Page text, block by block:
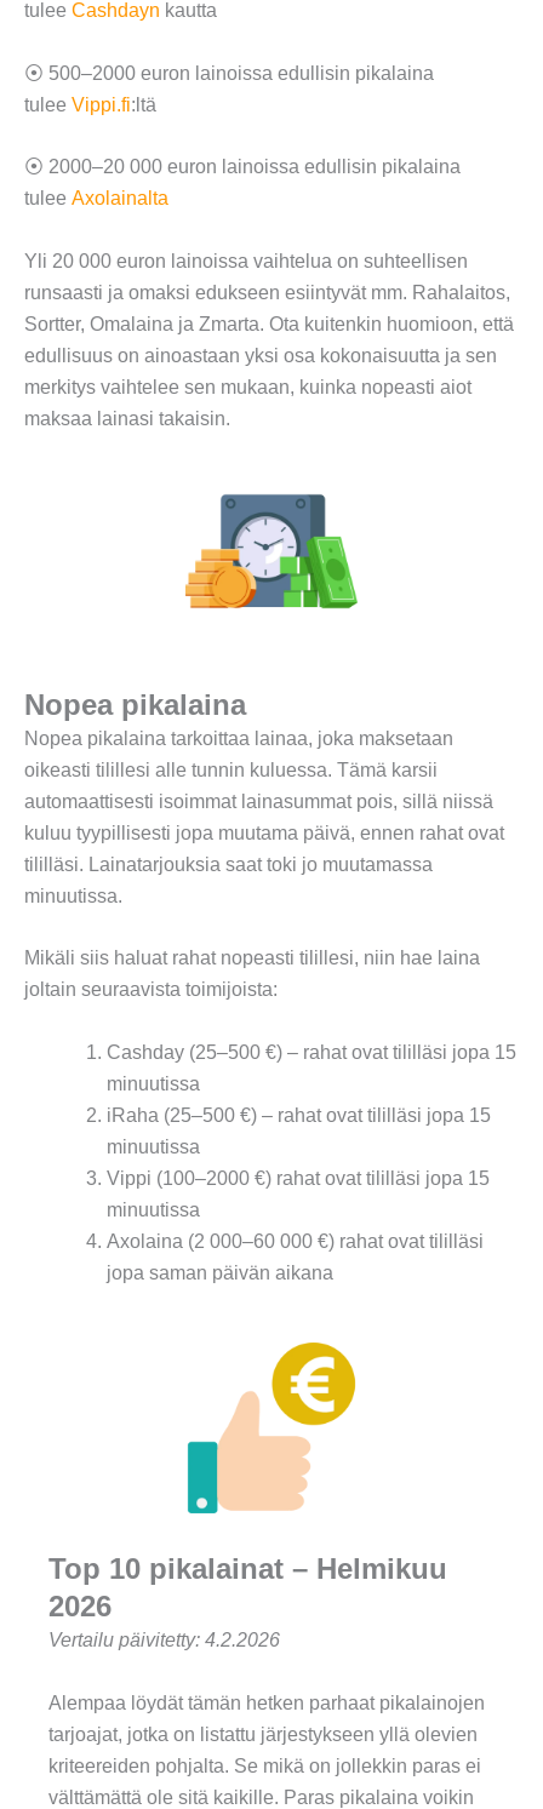
tulee Cashdayn kautta
⦿ 500–2000 euron lainoissa edullisin pikalaina
tulee Vippi.fi:ltä
⦿ 2000–20 000 euron lainoissa edullisin pikalaina
tulee Axolainalta
Yli 20 000 euron lainoissa vaihtelua on suhteellisen
runsaasti ja omaksi edukseen esiintyvät mm. Rahalaitos,
Sortter, Omalaina ja Zmarta. Ota kuitenkin huomioon, että
edullisuus on ainoastaan yksi osa kokonaisuutta ja sen
merkitys vaihtelee sen mukaan, kuinka nopeasti aiot
maksaa lainasi takaisin.
Nopea pikalaina
Nopea pikalaina tarkoittaa lainaa, joka maksetaan
oikeasti tilillesi alle tunnin kuluessa. Tämä karsii
automaattisesti isoimmat lainasummat pois, sillä niissä
kuluu tyypillisesti jopa muutama päivä, ennen rahat ovat
tililläsi. Lainatarjouksia saat toki jo muutamassa
minuutissa.
Mikäli siis haluat rahat nopeasti tilillesi, niin hae laina
joltain seuraavista toimijoista:
Cashday (25–500 €) – rahat ovat tililläsi jopa 15
minuutissa
iRaha (25–500 €) – rahat ovat tililläsi jopa 15
minuutissa
Vippi (100–2000 €) rahat ovat tililläsi jopa 15
minuutissa
Axolaina (2 000–60 000 €) rahat ovat tililläsi
jopa saman päivän aikana
Top 10 pikalainat – Helmikuu
2026
Vertailu päivitetty: 4.2.2026
Alempaa löydät tämän hetken parhaat pikalainojen
tarjoajat, jotka on listattu järjestykseen yllä olevien
kriteereiden pohjalta. Se mikä on jollekkin paras ei
välttämättä ole sitä kaikille. Paras pikalaina voikin